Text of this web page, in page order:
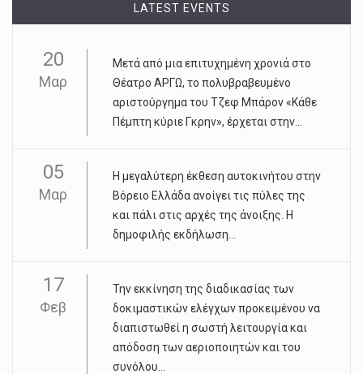
LATEST EVENTS
20
Μαρ
Μετά από μια επιτυχημένη χρονιά στο
Θέατρο ΑΡΓΩ, το πολυβραβευμένο
αριστούργημα του Τζεφ Μπάρον «Κάθε
Πέμπτη κύριε Γκρην», έρχεται στην...
05
Μαρ
Η μεγαλύτερη έκθεση αυτοκινήτου στην
Βόρειο Ελλάδα ανοίγει τις πύλες της
και πάλι στις αρχές της άνοιξης. Η
δημοφιλής εκδήλωση...
17
Φεβ
Την εκκίνηση της διαδικασίας των
δοκιμαστικών ελέγχων προκειμένου να
διαπιστωθεί η σωστή λειτουργία και
απόδοση των αεριοποιητών και του
συνόλου...